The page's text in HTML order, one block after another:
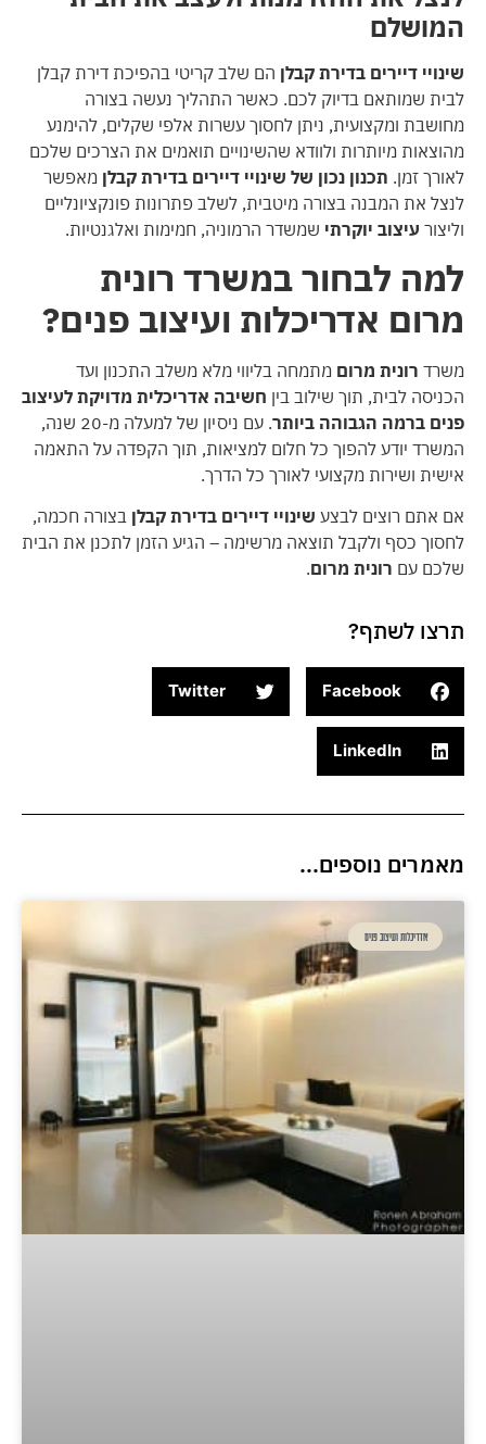
המושלם
שינויי דיירים בדירת קבלן הם שלב קריטי בהפיכת דירת קבלן
לבית שמותאם בדיוק לכם. כאשר התהליך נעשה בצורה
מחושבת ומקצועית, ניתן לחסוך עשרות אלפי שקלים, להימנע
מהוצאות מיותרות ולוודא שהשינויים תואמים את הצרכים שלכם
לאורך זמן. תכנון נכון של שינויי דיירים בדירת קבלן מאפשר
לנצל את המבנה בצורה מיטבית, לשלב פתרונות פונקציונליים
וליצור עיצוב יוקרתי שמשדר הרמוניה, חמימות ואלגנטיות.
למה לבחור במשרד רונית
מרום אדריכלות ועיצוב פנים?
משרד רונית מרום מתמחה בליווי מלא משלב התכנון ועד
הכניסה לבית, תוך שילוב בין חשיבה אדריכלית מדויקת לעיצוב
פנים ברמה הגבוהה ביותר
. עם ניסיון של למעלה מ-20 שנה,
המשרד יודע להפוך כל חלום למציאות, תוך הקפדה על התאמה
אישית ושירות מקצועי לאורך כל הדרך.
אם אתם רוצים לבצע שינויי דיירים בדירת קבלן בצורה חכמה,
לחסוך כסף ולקבל תוצאה מרשימה – הגיע הזמן לתכנן את הבית
שלכם עם רונית מרום.
תרצו לשתף?
Facebook
Twitter
LinkedIn
מאמרים נוספים...
אדריכלות ועיצוב פנים